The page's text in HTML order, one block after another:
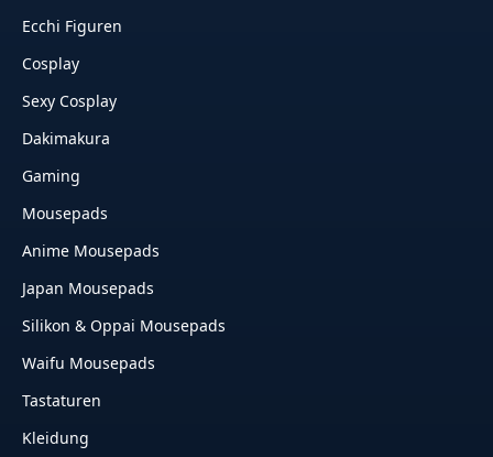
Ecchi Figuren
Cosplay
Sexy Cosplay
Dakimakura
Gaming
Mousepads
Anime Mousepads
Japan Mousepads
Silikon & Oppai Mousepads
Waifu Mousepads
Tastaturen
Kleidung